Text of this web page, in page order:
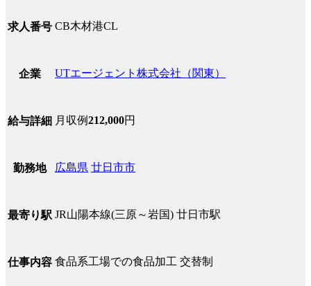
求人番号 CB木材港CL
企業 UTエージェント株式会社（関東）
給与詳細 月収例212,000円
勤務地 広島県 廿日市市
最寄り駅 JR山陽本線(三原～岩国) 廿日市駅
仕事内容 食品系工場での食品加工 交替制